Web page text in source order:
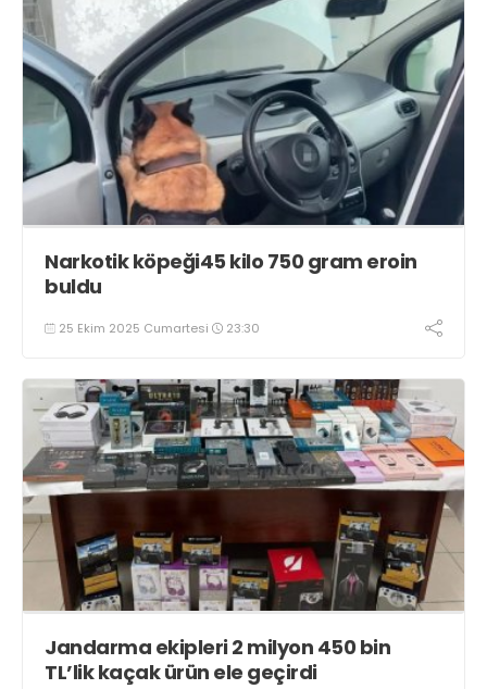
Narkotik köpeği45 kilo 750 gram eroin
buldu
25 Ekim 2025 Cumartesi 23:30
Jandarma ekipleri 2 milyon 450 bin
TL’lik kaçak ürün ele geçirdi